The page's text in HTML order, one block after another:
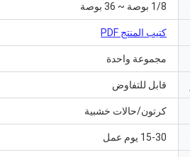
1/8 بوصة ~ 36 بوصة
كتيب المنتج PDF
مجموعة واحدة
قابل للتفاوض
كرتون/حالات خشبية
15-30 يوم عمل